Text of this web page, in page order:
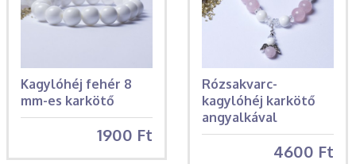
Kagylóhéj fehér 8
mm-es karkötő
1900 Ft
Rózsakvarc-
kagylóhéj karkötő
angyalkával
4600 Ft